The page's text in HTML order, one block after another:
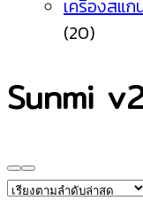
เครื่องสแก
(20)
Sunmi